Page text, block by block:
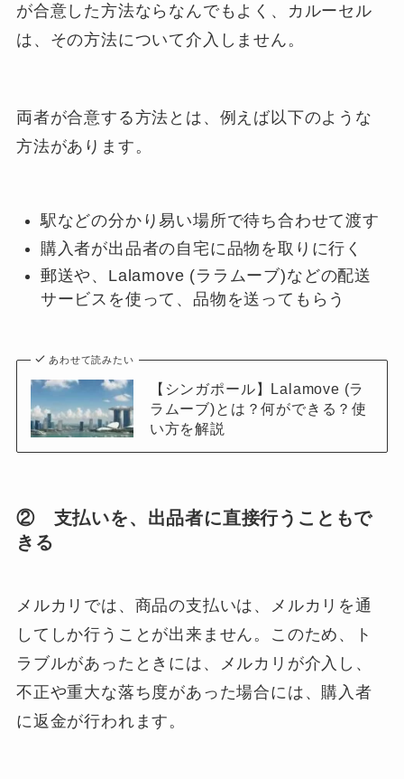
が合意した方法ならなんでもよく、カルーセル
は、その方法について介入しません。
両者が合意する方法とは、例えば以下のような
方法があります。
駅などの分かり易い場所で待ち合わせて渡す
購入者が出品者の自宅に品物を取りに行く
郵送や、Lalamove (ララムーブ)などの配送
サービスを使って、品物を送ってもらう
あわせて読みたい
【シンガポール】Lalamove (ラ
ラムーブ)とは？何ができる？使
い方を解説
② 支払いを、出品者に直接行うこともで
きる
メルカリでは、商品の支払いは、メルカリを通
してしか行うことが出来ません。このため、ト
ラブルがあったときには、メルカリが介入し、
不正や重大な落ち度があった場合には、購入者
に返金が行われます。